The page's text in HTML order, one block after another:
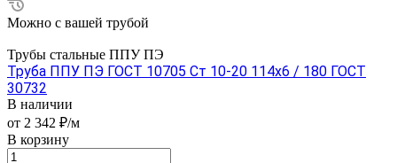
Можно с вашей трубой
Трубы стальные ППУ ПЭ
Труба ППУ ПЭ ГОСТ 10705 Ст 10-20 114x6 / 180 ГОСТ
30732
В наличии
от 2 342 ₽/м
В корзину